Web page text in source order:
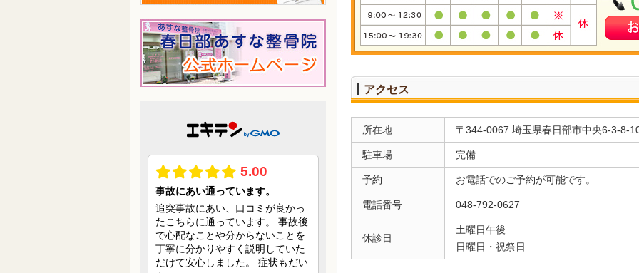
アクセス
所在地 〒344-0067 埼玉県春日部市中央6-3-8-
駐車場 完備
予約 お電話でのご予約が可能です。
電話番号 048-792-0627
休診日
土曜日午後
日曜日・祝祭日